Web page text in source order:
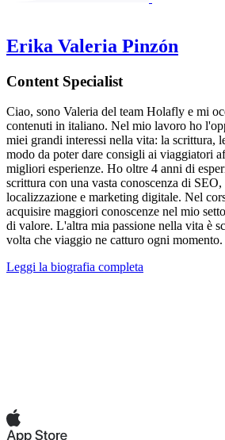
Erika Valeria Pinzón
Content Specialist
Ciao, sono Valeria del team Holafly e mi
contenuti in italiano. Nel mio lavoro ho
miei grandi interessi nella vita: la scrittura,
modo da poter dare consigli ai viaggiatori
migliori esperienze. Ho oltre 4 anni di
scrittura con una vasta conoscenza di
localizzazione e marketing digitale. Nel
acquisire maggiori conoscenze nel mio
di valore. L'altra mia passione nella vita è
volta che viaggio ne catturo ogni momento.
Leggi la biografia completa